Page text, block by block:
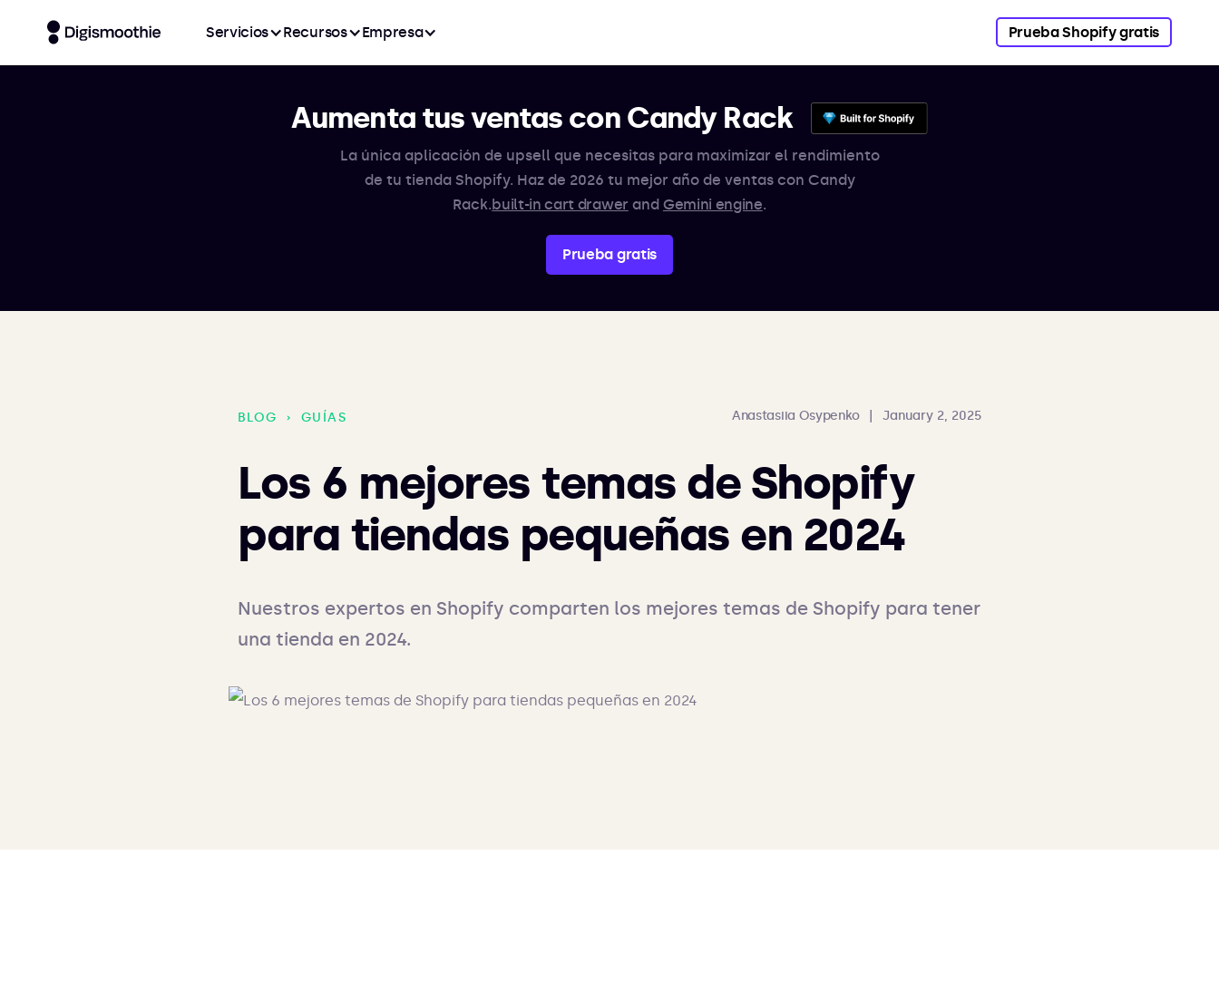
Servicios Recursos Empresa Prueba Shopify gratis
Aumenta tus ventas con Candy Rack
La única aplicación de upsell que necesitas para maximizar el rendimiento
de tu tienda Shopify. Haz de 2026 tu mejor año de ventas con Candy
Rack.built-in cart drawer and Gemini engine.
Prueba gratis
BLOG › GUÍAS Anastasiia Osypenko January 2, 2025
Los 6 mejores temas de Shopify
para tiendas pequeñas en 2024
Nuestros expertos en Shopify comparten los mejores temas de Shopify para tener
una tienda en 2024.